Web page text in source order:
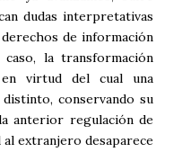
dudas interpretativas
de información
la transformación
virtud del cual una
conservando su
anterior regulación de
extranjero desaparece